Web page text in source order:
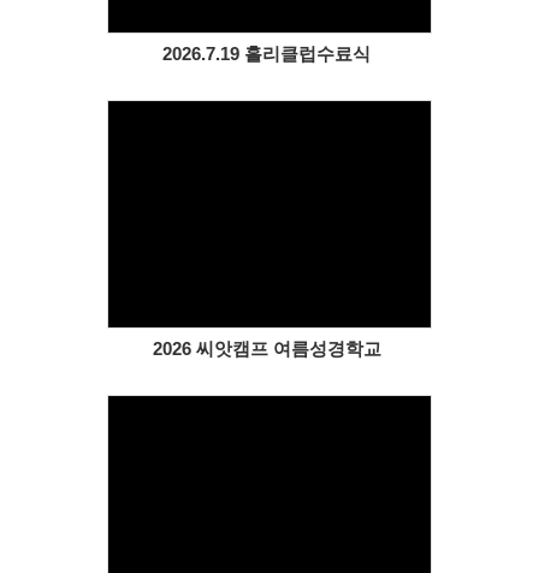
2026.7.19 홀리클럽수료식
2026 씨앗캠프 여름성경학교